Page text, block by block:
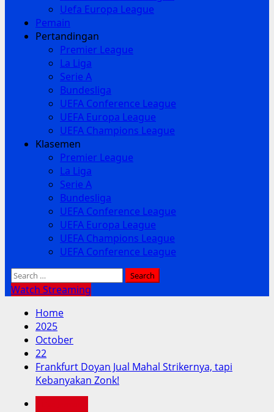
Uefa Europa League
Pemain
Pertandingan
Premier League
La Liga
Serie A
Bundesliga
UEFA Conference League
UEFA Europa League
UEFA Champions League
Klasemen
Premier League
La Liga
Serie A
Bundesliga
UEFA Conference League
UEFA Europa League
UEFA Champions League
UEFA Conference League
Search
for:
Watch Streaming
Home
2025
October
22
Frankfurt Doyan Jual Mahal Strikernya, tapi
Kebanyakan Zonk!